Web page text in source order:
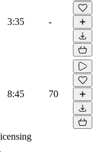
3:35 -
8:45 70